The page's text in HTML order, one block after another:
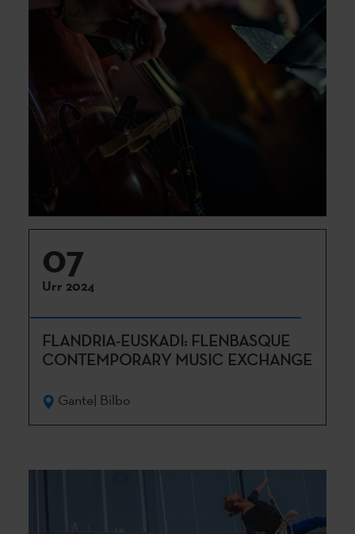
07
Urr 2024
FLANDRIA-EUSKADI: FLENBASQUE
CONTEMPORARY MUSIC EXCHANGE
Gante| Bilbo